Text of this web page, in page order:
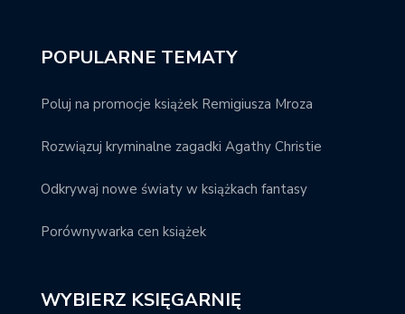
POPULARNE TEMATY
Poluj na promocje książek Remigiusza Mroza
Rozwiązuj kryminalne zagadki Agathy Christie
Odkrywaj nowe światy w książkach fantasy
Porównywarka cen książek
WYBIERZ KSIĘGARNIĘ